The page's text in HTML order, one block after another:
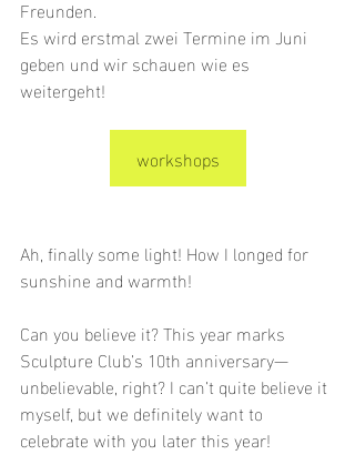
Freunden.
Es wird erstmal zwei Termine im Juni
geben und wir schauen wie es
weitergeht!
workshops
Ah, finally some light! How I longed for
sunshine and warmth!
Can you believe it? This year marks
Sculpture Club’s 10th anniversary—
unbelievable, right? I can’t quite believe it
myself, but we definitely want to
celebrate with you later this year!